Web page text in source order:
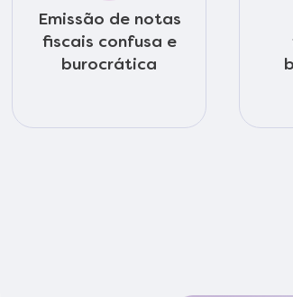
Emissão de notas
fiscais confusa e
burocrática